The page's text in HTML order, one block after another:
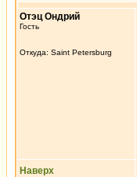
Отэц Ондрий
Гость
Откуда: Saint Petersburg
Наверх